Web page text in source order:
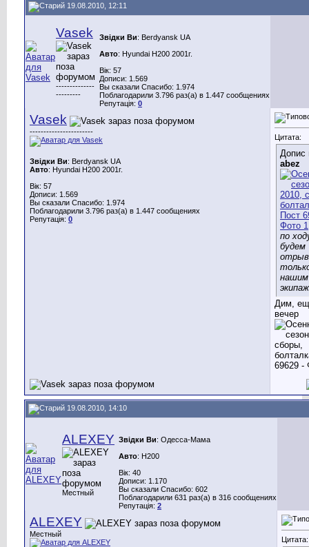
19.08.2010, 12:11
Vasek
--------------
---------
Звідки Ви: Berdyansk UA
Авто: Hyundai H200 2001г.
Вік: 57
Дописи: 1.569
Вы сказали Спасибо: 1.974
Поблагодарили 3.796 раз(а) в 1.447 сообщениях
Репутація: 0
Vasek
-----------------------
Звідки Ви: Berdyansk UA
Авто: Hyundai H200 2001г.
Вік: 57
Дописи: 1.569
Вы сказали Спасибо: 1.974
Поблагодарили 3.796 раз(а) в 1.447 сообщениях
Репутація: 0
Цитата:
Допис
abez
по
будем
нашим
Дим,
вечер
19.08.2010, 14:10
ALEXEY
Местный
Звідки Ви: Одесса-Мама
Авто: H200
Вік: 40
Дописи: 1.170
Вы сказали Спасибо: 602
Поблагодарили 631 раз(а) в 316 сообщениях
Репутація: 2
ALEXEY
Местный
Цитата: